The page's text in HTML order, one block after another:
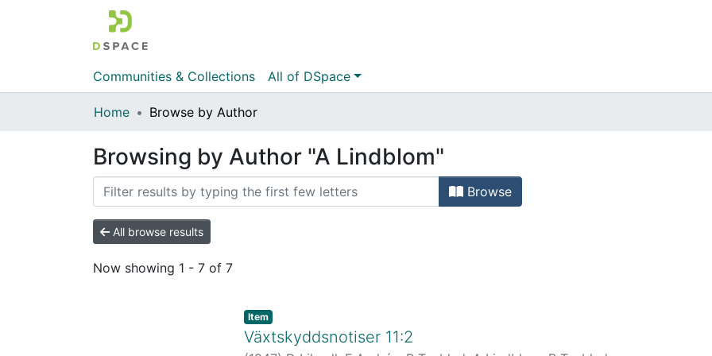
Communities & Collections All of DSpace
Home Browse by Author
Browsing by Author "A Lindblom"
Browse
All browse results
Now showing 1 - 7 of 7
Item
Växtskyddsnotiser 11:2